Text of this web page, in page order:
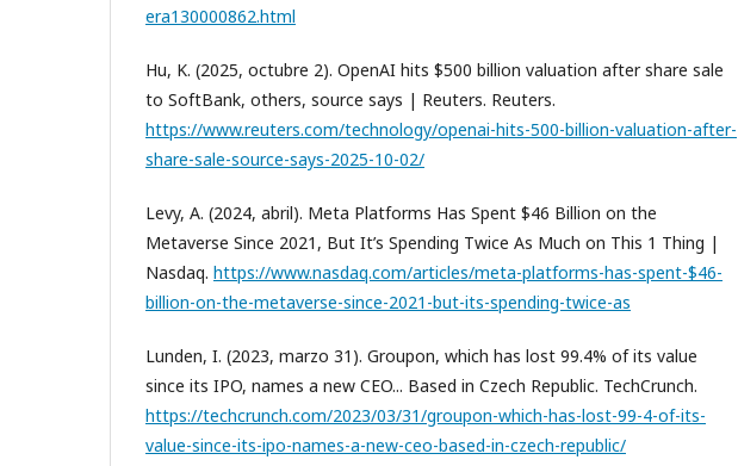
era130000862.html
Hu, K. (2025, octubre 2). OpenAI hits $500 billion valuation after share sale
to SoftBank, others, source says | Reuters. Reuters.
https://www.reuters.com/technology/openai-hits-500-billion-valuation-after-
share-sale-source-says-2025-10-02/
Levy, A. (2024, abril). Meta Platforms Has Spent $46 Billion on the
Metaverse Since 2021, But It’s Spending Twice As Much on This 1 Thing |
Nasdaq. https://www.nasdaq.com/articles/meta-platforms-has-spent-$46-
billion-on-the-metaverse-since-2021-but-its-spending-twice-as
Lunden, I. (2023, marzo 31). Groupon, which has lost 99.4% of its value
since its IPO, names a new CEO... Based in Czech Republic. TechCrunch.
https://techcrunch.com/2023/03/31/groupon-which-has-lost-99-4-of-its-
value-since-its-ipo-names-a-new-ceo-based-in-czech-republic/